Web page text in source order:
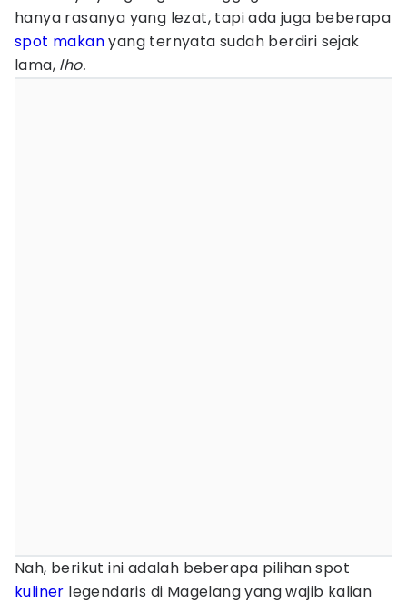
hanya rasanya yang lezat, tapi ada juga beberapa
spot makanyang ternyata sudah berdiri sejak
lama, lho.
Nah, berikut ini adalah beberapa pilihan spot
kuliner legendaris di Magelang yang wajib kalian